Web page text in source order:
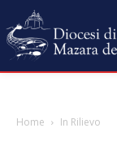
Home In Rilievo